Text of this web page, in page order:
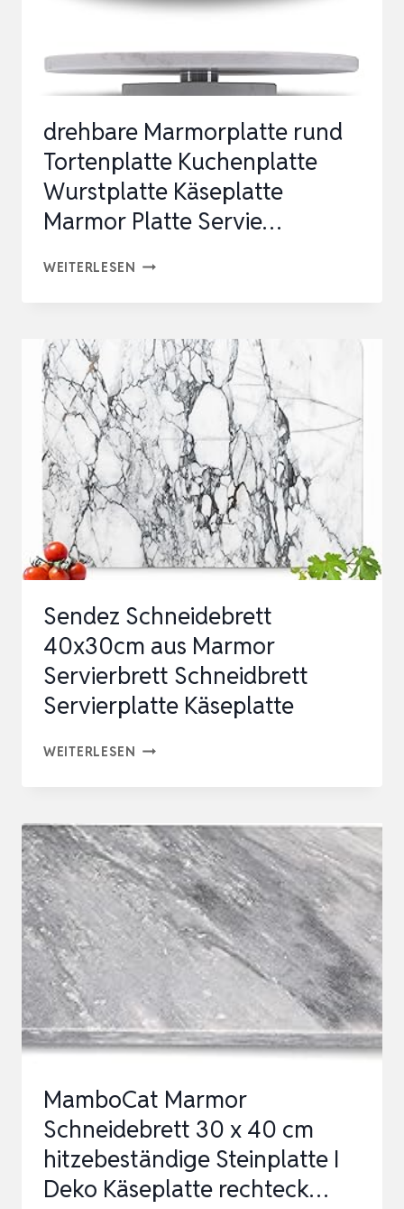
UNDES M
ARMORBRETTCH…
drehbare Marmorplatte rund
Tortenplatte Kuchenplatte
Wurstplatte Käseplatte
Marmor Platte Servie…
WEITERLESEN DREHBARE
TORTENPLATTE
KUCHENPLATTE
WURSTPLATTE
KÄSEPLATTE
MARMOR
PLATTE
SERVIE…
Sendez Schneidebrett
40x30cm aus Marmor
Servierbrett Schneidbrett
Servierplatte Käseplatte
WEITERLESEN SENDEZ
AUS
MARMOR
SERVIERBRETT
SCHNEIDBRETT
SERVIERPLATTE
KÄSEPLATTE
MamboCat Marmor
Schneidebrett 30 x 40 cm
hitzebeständige Steinplatte I
Deko Käseplatte rechteck…